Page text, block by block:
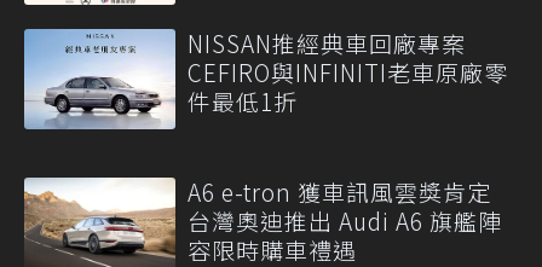
NISSAN推經典車回廠專案
CEFIRO與INFINITI老車原廠零
件最低1折
A6 e-tron 獲車訊風雲獎肯定
台灣奧迪推出 Audi A6 旗艦陣
容限時購車禮遇